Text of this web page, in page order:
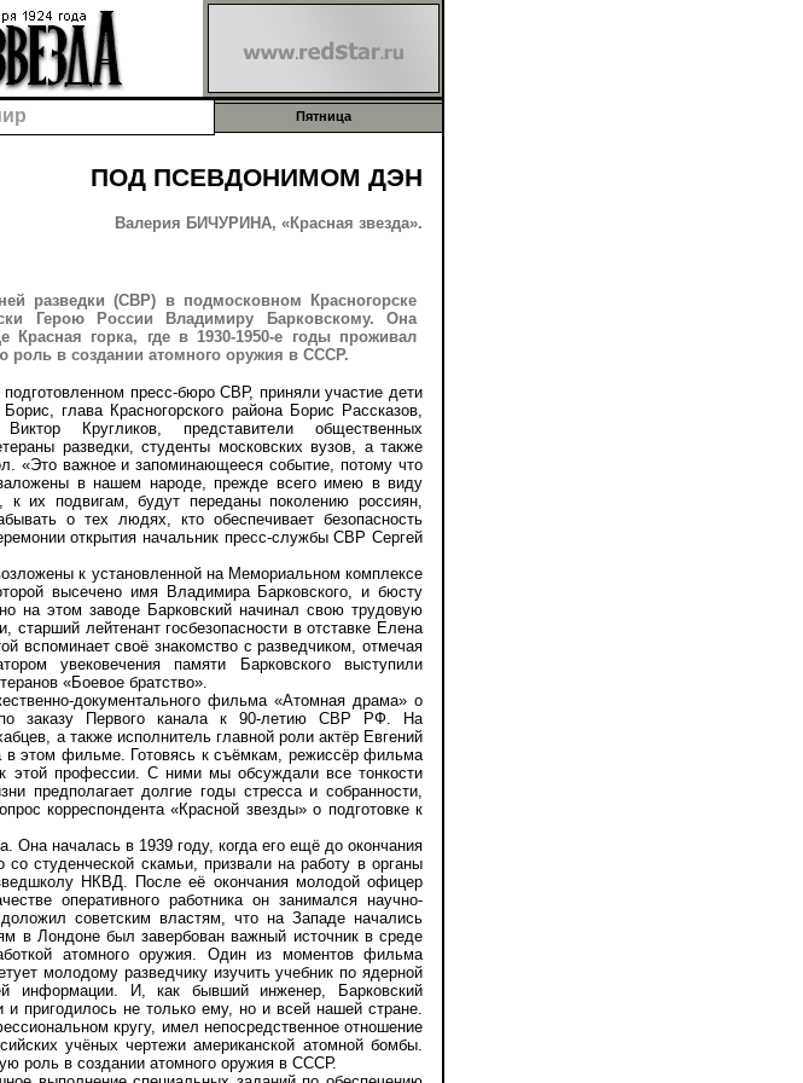
Пятница
ПОД ПСЕВДОНИМОМ ДЭН
Валерия БИЧУРИНА, «Красная звезда».
разведки (СВР) в подмосковном Красногорске
Герою России Владимиру Барковскому. Она
горка, где в 1930-1950-е годы проживал
роль в создании атомного оружия в СССР.
пресс-бюро СВР, приняли участие дети
глава Красногорского района Борис Рассказов,
Кругликов, представители общественных
разведки, студенты московских вузов, а также
«Это важное и запоминающееся событие, потому что
в нашем народе, прежде всего имею в виду
к их подвигам, будут переданы поколению россиян,
о тех людях, кто обеспечивает безопасность
открытия начальник пресс-службы СВР Сергей
к установленной на Мемориальном комплексе
высечено имя Владимира Барковского, и бюсту
на этом заводе Барковский начинал свою трудовую
лейтенант госбезопасности в отставке Елена
вспоминает своё знакомство с разведчиком, отмечая
увековечения памяти Барковского выступили
«Боевое братство».
документального фильма «Атомная драма» о
по заказу Первого канала к 90-летию СВР РФ. На
а также исполнитель главной роли актёр Евгений
этом фильме. Готовясь к съёмкам, режиссёр фильма
этой профессии. С ними мы обсуждали все тонкости
предполагает долгие годы стресса и собранности,
корреспондента «Красной звезды» о подготовке к
началась в 1939 году, когда его ещё до окончания
со студенческой скамьи, призвали на работу в органы
НКВД. После её окончания молодой офицер
оперативного работника он занимался научно-
советским властям, что на Западе начались
в Лондоне был завербован важный источник в среде
атомного оружия. Один из моментов фильма
молодому разведчику изучить учебник по ядерной
информации. И, как бывший инженер, Барковский
пригодилось не только ему, но и всей нашей стране.
кругу, имел непосредственное отношение
учёных чертежи американской атомной бомбы.
роль в создании атомного оружия в СССР.